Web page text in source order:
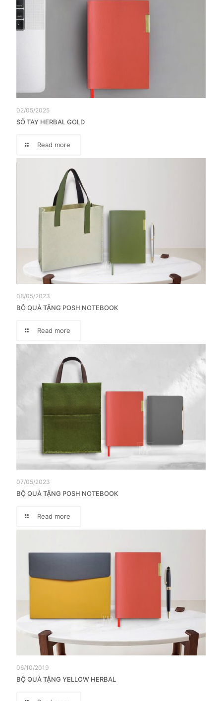
02/05/2025
SỔ TAY HERBAL GOLD
Read more
08/05/2023
BỘ QUÀ TẶNG POSH NOTEBOOK
Read more
07/05/2023
BỘ QUÀ TẶNG POSH NOTEBOOK
Read more
06/10/2019
BỘ QUÀ TẶNG YELLOW HERBAL